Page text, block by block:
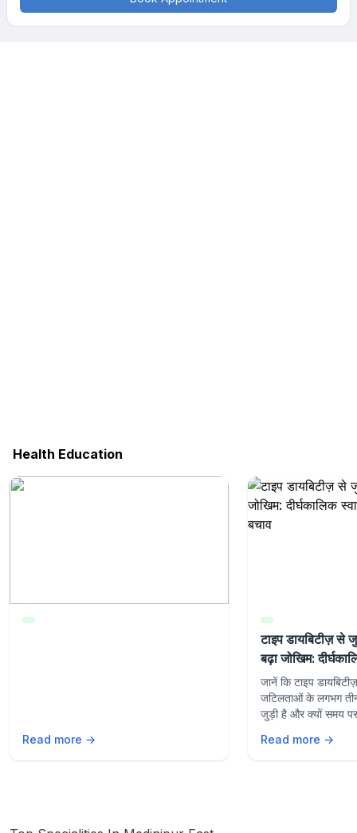
Health Education
Read more →
टाइप डायबिटीज़ से
बढ़ा जोखिम:
और बचाव
जानें कि टाइप
जटिलताओं के लगभग
जुड़ी है और क्यों समय पर
Read more →